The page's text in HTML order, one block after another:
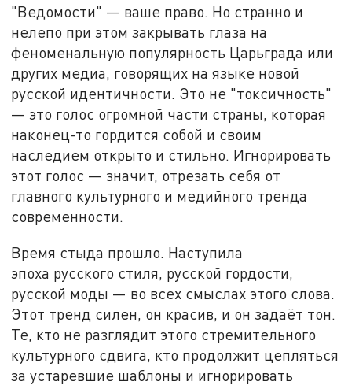
"Ведомости" — ваше право. Но странно и
нелепо при этом закрывать глаза на
феноменальную популярность Царьграда или
других медиа, говорящих на языке новой
русской идентичности. Это не "токсичность"
— это голос огромной части страны, которая
наконец-то гордится собой и своим
наследием открыто и стильно. Игнорировать
этот голос — значит, отрезать себя от
главного культурного и медийного тренда
современности.
Время стыда прошло. Наступила
эпоха русского стиля, русской гордости,
русской моды — во всех смыслах этого слова.
Этот тренд силен, он красив, и он задаёт тон.
Те, кто не разглядит этого стремительного
культурного сдвига, кто продолжит цепляться
за устаревшие шаблоны и игнорировать